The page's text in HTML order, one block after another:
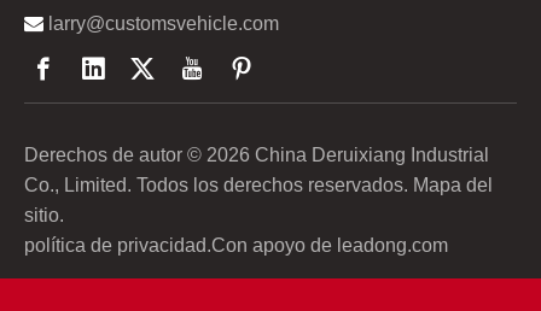
 larry@customsvehicle.com
Derechos de autor © 2026 China Deruixiang Industrial
Co., Limited. Todos los derechos reservados. Mapa del
sitio.
política de privacidad.Con apoyo de leadong.com